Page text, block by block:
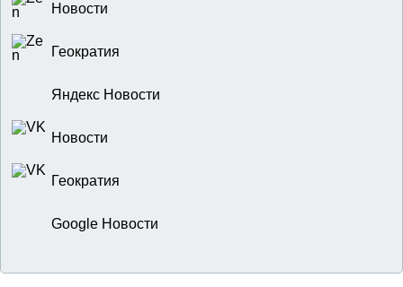
Новости
Геократия
Яндекс Новости
Новости
Геократия
Google Новости